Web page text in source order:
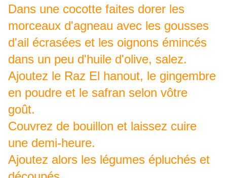
Dans une cocotte faites dorer les
morceaux d'agneau avec les gousses
d'ail écrasées et les oignons émincés
dans un peu d'huile d'olive, salez.
Ajoutez le Raz El hanout, le gingembre
en poudre et le safran selon vôtre
goût.
Couvrez de bouillon et laissez cuire
une demi-heure.
Ajoutez alors les légumes épluchés et